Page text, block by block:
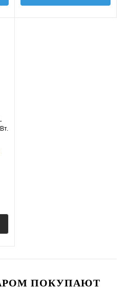
ПОКУПАЮТ